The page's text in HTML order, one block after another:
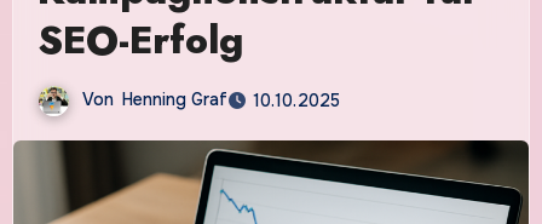
SEO-Erfolg
Von Henning Graf 10.10.2025